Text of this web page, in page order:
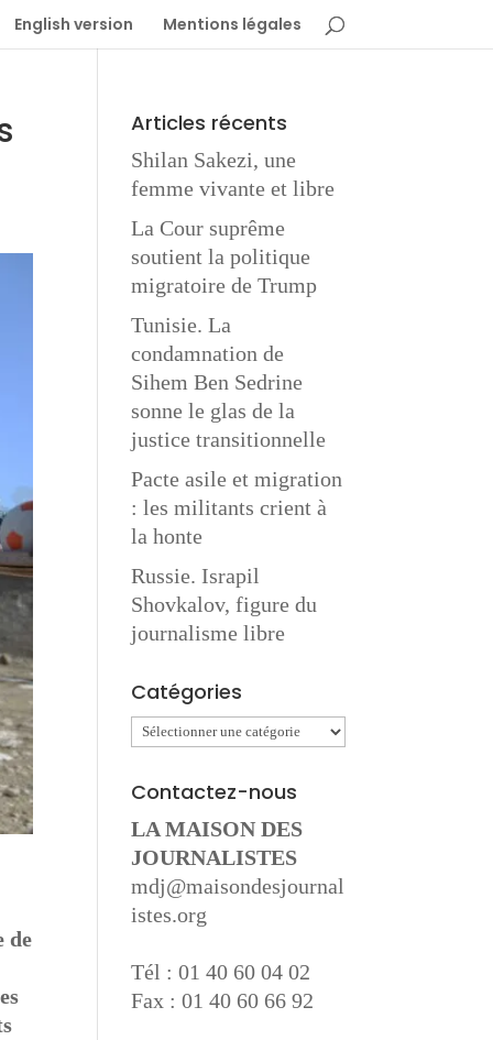
English version Mentions légales
de
Articles récents
Shilan Sakezi, une
femme vivante et libre
La Cour suprême
soutient la politique
migratoire de Trump
Tunisie. La
condamnation de
Sihem Ben Sedrine
sonne le glas de la
justice transitionnelle
Pacte asile et migration
: les militants crient à
la honte
Russie. Israpil
Shovkalov, figure du
journalisme libre
Catégories
Catégories
Contactez-nous
LA MAISON DES
JOURNALISTES
mdj@maisondesjournal
istes.org
Tél : 01 40 60 04 02
Fax : 01 40 60 66 92